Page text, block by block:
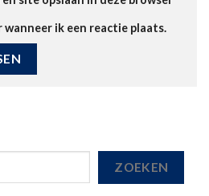
ik een reactie plaats.
ZOEKEN